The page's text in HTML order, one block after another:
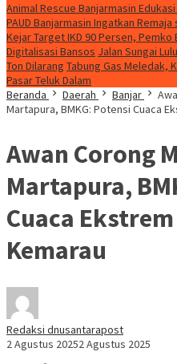
Animal Rescue Banjarmasin
PAUD Banjarmasin Ingatkan
Kejar Target IKD 90 Persen, Pemko
Digitalisasi Bansos Jalan Sungai
Ton Dilarang Tabung Gas Meledak,
Pasar Teluk Dalam
Beranda
Daerah Banjar
Martapura, BMKG: Potensi Cuaca
Awan Corong
Martapura,
Cuaca
Kemarau
Redaksi dnusantarapost
2 Agustus 20252 Agustus 2025